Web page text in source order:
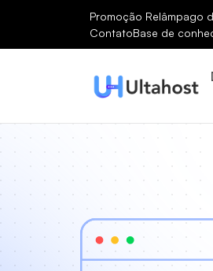
Promoção Relâmpago
ContatoBase de